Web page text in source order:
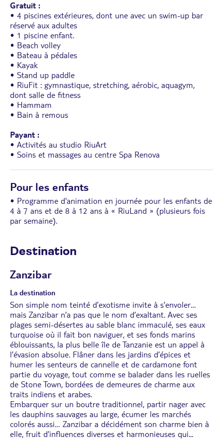
Gratuit :
• 4 piscines extérieures, dont une avec un swim-up bar
réservé aux adultes
• 1 piscine enfant.
• Beach volley
• Bateau à pédales
• Kayak
• Stand up paddle
• RiuFit : gymnastique, stretching, aérobic, aquagym,
dont salle de fitness
• Hammam
• Bain à remous
Payant :
• Activités au studio RiuArt
• Soins et massages au centre Spa Renova
Pour les enfants
• Programme d'animation en journée pour les enfants de
4 à 7 ans et de 8 à 12 ans à « RiuLand » (plusieurs fois
par semaine).
Destination
Zanzibar
La destination
Son simple nom teinté d’exotisme invite à s’envoler…
mais Zanzibar n’a pas que le nom d’exaltant. Avec ses
plages semi-désertes au sable blanc immaculé, ses eaux
turquoise où il fait bon naviguer, et ses fonds marins
éblouissants, la plus belle île de Tanzanie est un appel à
l’évasion absolue. Flâner dans les jardins d’épices et
humer les senteurs de cannelle et de cardamone font
partie du voyage, tout comme se balader dans les ruelles
de Stone Town, bordées de demeures de charme aux
traits indiens et arabes.
Embarquer sur un boutre traditionnel, partir nager avec
les dauphins sauvages au large, écumer les marchés
colorés aussi… Zanzibar a décidément son charme bien à
elle, fruit d’influences diverses et harmonieuses qui...